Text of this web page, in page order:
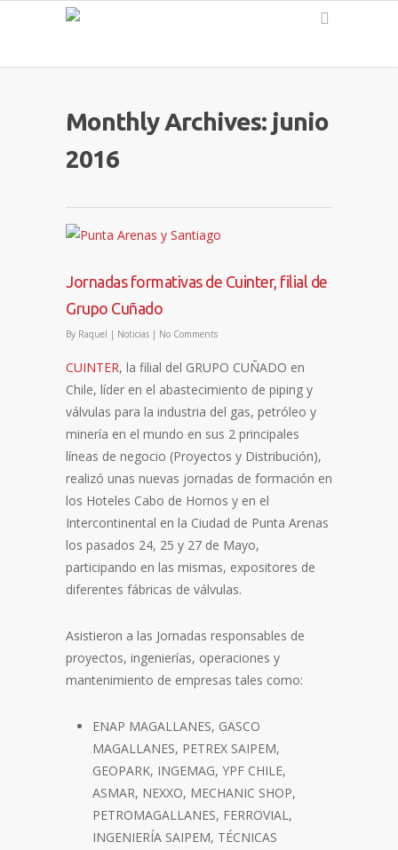
Monthly Archives: junio
2016
Jornadas formativas de Cuinter, filial de
Grupo Cuñado
By Raquel | Noticias | No Comments
CUINTER, la filial del GRUPO CUÑADO en
Chile, líder en el abastecimiento de piping y
válvulas para la industria del gas, petróleo y
minería en el mundo en sus 2 principales
líneas de negocio (Proyectos y Distribución),
realizó unas nuevas jornadas de formación en
los Hoteles Cabo de Hornos y en el
Intercontinental en la Ciudad de Punta Arenas
los pasados 24, 25 y 27 de Mayo,
participando en las mismas, expositores de
diferentes fábricas de válvulas.
Asistieron a las Jornadas responsables de
proyectos, ingenierías, operaciones y
mantenimiento de empresas tales como:
ENAP MAGALLANES, GASCO
MAGALLANES, PETREX SAIPEM,
GEOPARK, INGEMAG, YPF CHILE,
ASMAR, NEXXO, MECHANIC SHOP,
PETROMAGALLANES, FERROVIAL,
INGENIERÍA SAIPEM, TÉCNICAS